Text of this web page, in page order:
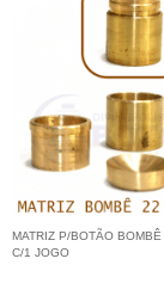
MATRIZ P/BOTÃO
C/1 JOGO